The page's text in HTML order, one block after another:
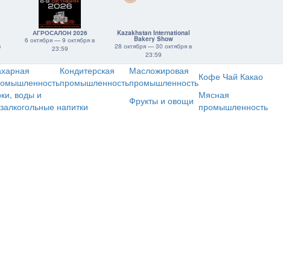
АГРОСАЛОН 2026
6 октября — 9 октября в
23:59
Kazakhstan International
Bakery Show
28 октября — 30 октября в
23:59
Кондитерская
промышленность
Масложировая
промышленностьКофе Чай Какао
воды и
напитки
Фрукты и овощи Мясная
промышленность